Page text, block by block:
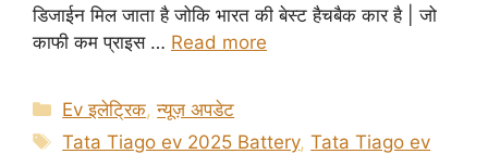
डिजाईन मिल जाता है जोकि भारत की बेस्ट हैचबैक कार है | जो
काफी कम प्राइस … Read more
Categories
Ev इलेट्रिक,न्यूज़ अपडेट
Tags
Tata Tiago ev 2025 Battery,Tata Tiago ev